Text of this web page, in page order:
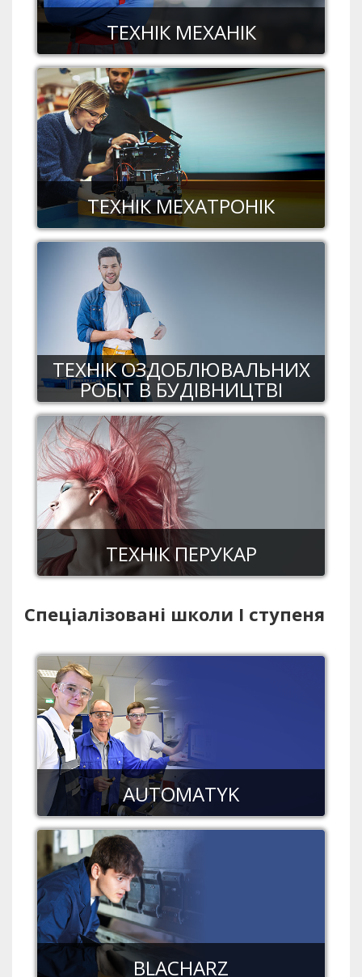
ТЕХНІК МЕХАНІК
ТЕХНІК МЕХАТРОНІК
ТЕХНІК ОЗДОБЛЮВАЛЬНИХ
РОБІТ В БУДІВНИЦТВІ
ТЕХНІК ПЕРУКАР
Спеціалізовані школи І ступеня
AUTOMATYK
BLACHARZ